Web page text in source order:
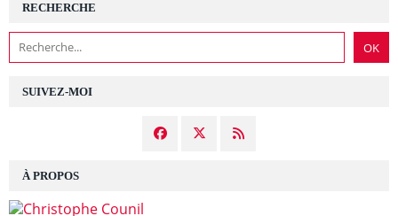
SUIVEZ-MOI
RECHERCHE
À PROPOS